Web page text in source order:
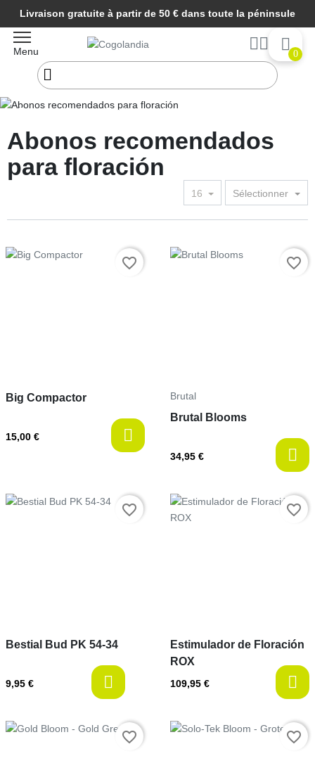
Livraison gratuite à partir de 50 € dans toute la péninsule
Menu 0
Début Abonos y Fertilizantes Marihuana
Abonos recomendados
para floración
16 Sélectionner
Prix
Big Compactor
15,00 €
favorite_border Prix
Brutal
Brutal Blooms
34,95 €
favorite_border
Prix
Bestial Bud PK 54-34
9,95 € last-items
favorite_border Prix
Estimulador de Floración
ROX
109,95 €
favorite_border
Prix favorite_border Prix favorite_border